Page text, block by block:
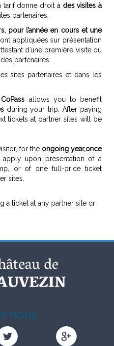
tarif donne droit à des visites à
partenaires.
pour l’année en cours et une
appliquées sur présentation
d’une première visite ou
partenaires.
sites partenaires et dans les
Pass allows you to benefit
during your trip. After paying
tickets at partner sites will be
for the ongoing year,once
upon presentation of a
or of one full-price ticket
sites.
a ticket at any partner site or
nous
Château
Château